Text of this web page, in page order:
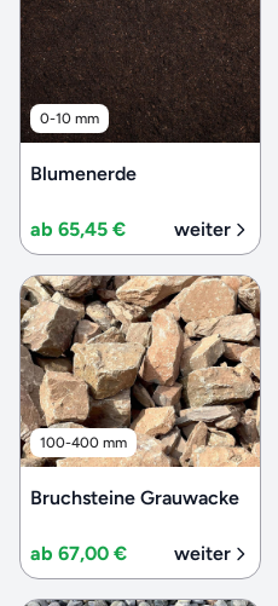
0-10 mm
Blumenerde
ab 65,45 € weiter
100-400 mm
Bruchsteine Grauwacke
ab 67,00 € weiter